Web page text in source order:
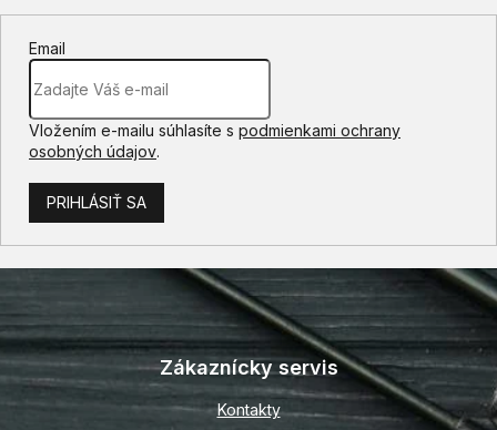
Email
Vložením e-mailu súhlasíte s podmienkami ochrany
osobných údajov.
PRIHLÁSIŤ SA
Z
á
p
ä
Zákaznícky servis
Kontakty